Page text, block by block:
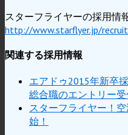
スターフライヤーの採用情
http://www.starflyer.jp/
関連する採用情報
エアドゥ2015年新卒
総合職のエントリー受
スターフライヤー！
始！